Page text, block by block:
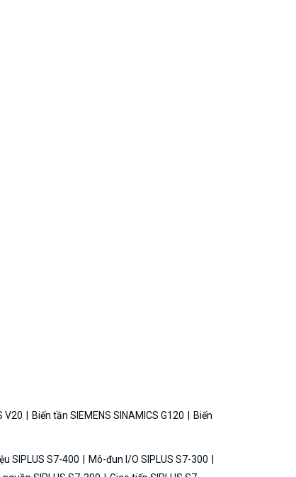
V20 Biến tần SIEMENS SINAMICS G120
Biến
SIPLUS S7-400
Mô-đun I/O SIPLUS S7-300